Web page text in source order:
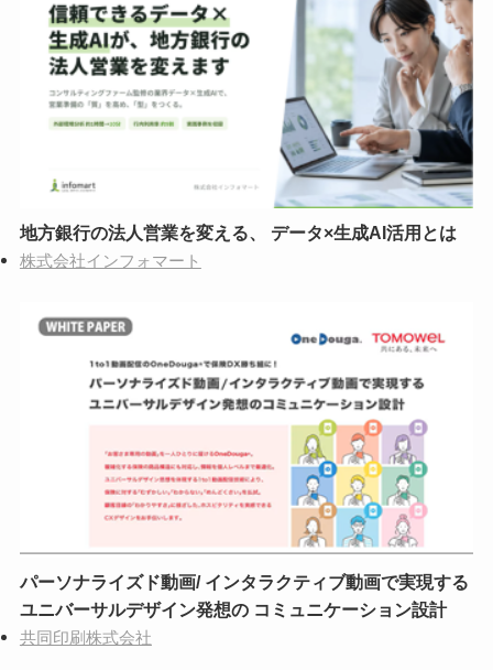
地方銀行の法人営業を変える、 データ×生成AI活用とは
株式会社インフォマート
パーソナライズド動画/ インタラクティブ動画で実現する
ユニバーサルデザイン発想の コミュニケーション設計
共同印刷株式会社